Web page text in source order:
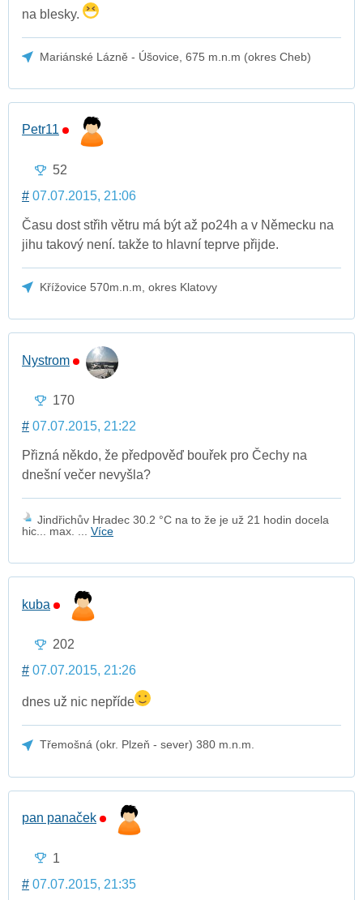
na blesky.
Mariánské Lázně - Úšovice, 675 m.n.m (okres Cheb)
Petr11
52
# 07.07.2015, 21:06
Času dost střih větru má být až po24h a v Německu na
jihu takový není. takže to hlavní teprve přijde.
Křížovice 570m.n.m, okres Klatovy
Nystrom
170
# 07.07.2015, 21:22
Přizná někdo, že předpověď bouřek pro Čechy na
dnešní večer nevyšla?
Jindřichův Hradec 30.2 °C na to že je už 21 hodin docela
hic... max. ... Více
kuba
202
# 07.07.2015, 21:26
dnes už nic nepříde
Třemošná (okr. Plzeň - sever) 380 m.n.m.
pan panaček
1
# 07.07.2015, 21:35